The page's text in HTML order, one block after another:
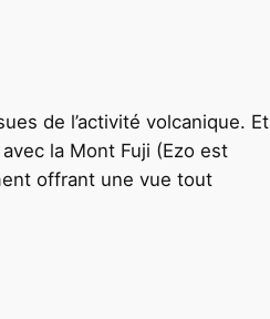
de l’activité volcanique. Et
la Mont Fuji (Ezo est
offrant une vue tout